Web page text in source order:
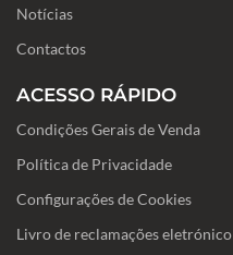
-
Notícias
Contactos
ACESSO RÁPIDO
Condições Gerais de Venda
Política de Privacidade
Configurações de Cookies
Livro de reclamações eletrónico